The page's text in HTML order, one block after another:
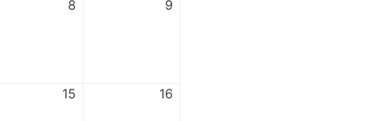
8 9
15 16